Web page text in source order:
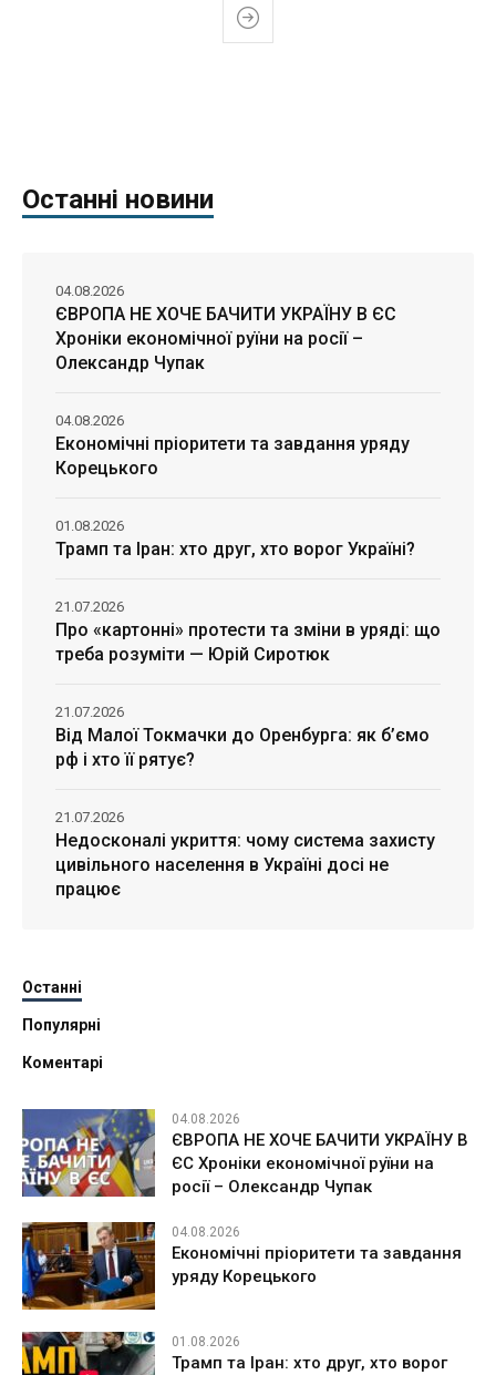
Останні новини
ЄВРОПА НЕ ХОЧЕ БАЧИТИ УКРАЇНУ В ЄС
Хроніки економічної руїни на росії –
Олександр Чупак
04.08.2026
Економічні пріоритети та завдання уряду
Корецького
04.08.2026
Трамп та Іран: хто друг, хто ворог Україні?
01.08.2026
Про «картонні» протести та зміни в уряді: що
треба розуміти — Юрій Сиротюк
21.07.2026
Від Малої Токмачки до Оренбурга: як б’ємо
рф і хто її рятує?
21.07.2026
Недосконалі укриття: чому система захисту
цивільного населення в Україні досі не
працює
21.07.2026
Останні
Популярні
Коментарі
04.08.2026
ЄВРОПА НЕ ХОЧЕ БАЧИТИ УКРАЇНУ В
ЄС Хроніки економічної руїни на
росії – Олександр Чупак
04.08.2026
Економічні пріоритети та завдання
уряду Корецького
01.08.2026
Трамп та Іран: хто друг, хто ворог